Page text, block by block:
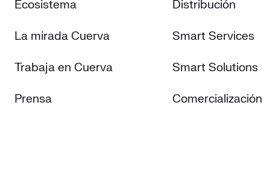
Ecosistema
La mirada Cuerva
Trabaja en Cuerva
Prensa
Distribución
Smart Services
Smart Solutions
Comercialización